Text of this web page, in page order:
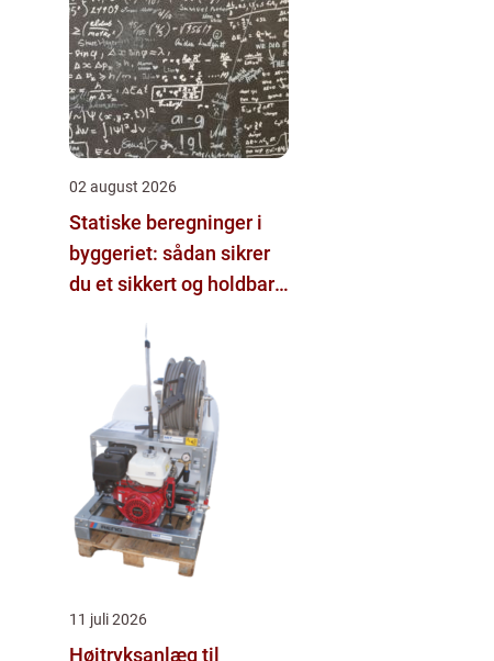
02 august 2026
Statiske beregninger i
byggeriet: sådan sikrer
du et sikkert og holdbart
11 juli 2026
Højtryksanlæg til